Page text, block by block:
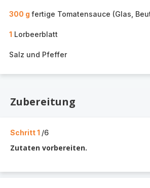
300 g fertige Tomatensauce (Glas,
1 Lorbeerblatt
Salz und Pfeffer
Zubereitung
Schritt 1 /6
Zutaten vorbereiten.